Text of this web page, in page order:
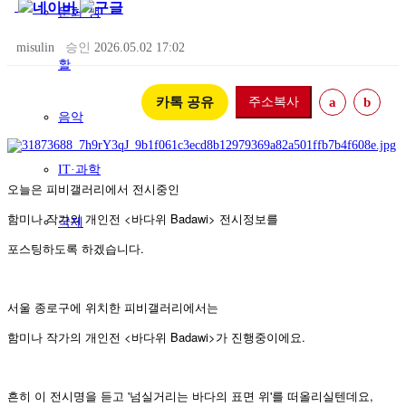
문화·생
활
음악
IT·과학
국제
misulin 승인 2026.05.02 17:02
카톡 공유 주소복사 a b
오늘은 피비갤러리에서 전시중인
함미나 작가의 개인전 <바다위 Badawi> 전시정보를
포스팅하도록 하겠습니다.
서울 종로구에 위치한 피비갤러리에서는
함미나 작가의 개인전 <바다위 Badawi>가 진행중이에요.
흔히 이 전시명을 듣고 '넘실거리는 바다의 표면 위'를 떠올리실텐데요,